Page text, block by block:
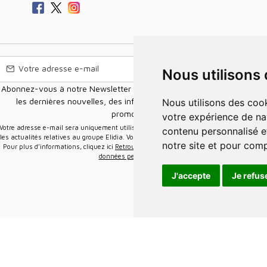
Nous
Nous utilisons des cookies et d'autres technologies de suivi pour améliorer
votre expérience de
contenu personnalisé
notre site et pour
J'accepte Je
Abonnez-vous à notre Newsletter pour recevoir nos nouvelles offres,
les dernières nouvelles, des informations sur les ventes et les
promotions.
Votre adresse e-mail sera uniquement utilisée pour vous envoyer des informations sur
les actualités relatives au groupe Elidia. Vous pouvez vous désinscrire à tout moment.
Pour plus d’informations, cliquez ici Retrouvez ici notre politique de protection de vos
données personnelles